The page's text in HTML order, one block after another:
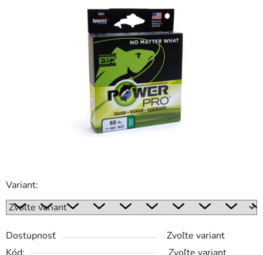
Variant:
Dostupnosť
Zvoľte variant